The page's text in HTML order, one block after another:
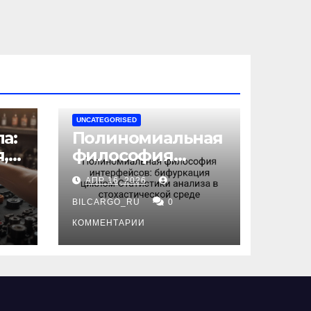
UNCATEGORISED
Полиномиальная
философия
интерфейсов:
бифуркация
циклом
Статистики
анализа в
среде
АПР 16, 2026
BILCARGO_RU 0
КОММЕНТАРИИ